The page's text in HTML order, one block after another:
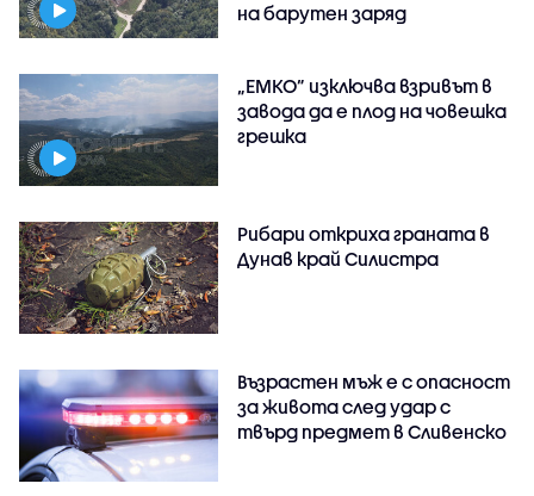
на барутен заряд
„ЕМКО” изключва взривът в
завода да е плод на човешка
грешка
Рибари откриха граната в
Дунав край Силистра
Възрастен мъж е с опасност
за живота след удар с
твърд предмет в Сливенско